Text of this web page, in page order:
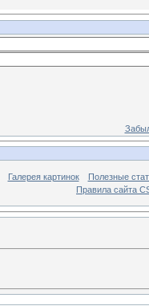
Галерея картинок
Полезные
Правила сайта